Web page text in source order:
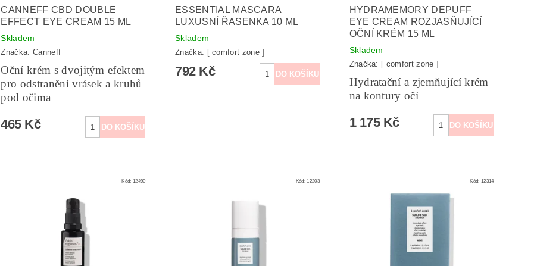
CANNEFF CBD DOUBLE
EFFECT EYE CREAM 15 ML
Skladem
Značka: Canneff
Oční krém s dvojitým efektem
pro odstranění vrásek a kruhů
pod očima
465 Kč
ESSENTIAL MASCARA
LUXUSNÍ ŘASENKA 10 ML
Skladem
Značka: [ comfort zone ]
792 Kč
HYDRAMEMORY DEPUFF
EYE CREAM ROZJASŇUJÍCÍ
OČNÍ KRÉM 15 ML
Skladem
Značka: [ comfort zone ]
Hydratační a zjemňující krém
na kontury očí
1 175 Kč
Kód: 12490 Kód:12203 Kód:12314